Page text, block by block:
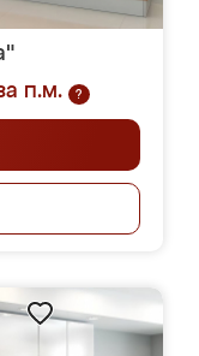
п.м.
?